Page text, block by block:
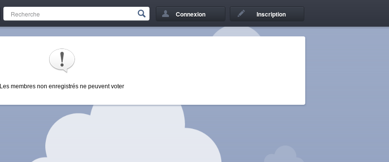
Connexion Inscription
Les membres non enregistrés ne peuvent voter